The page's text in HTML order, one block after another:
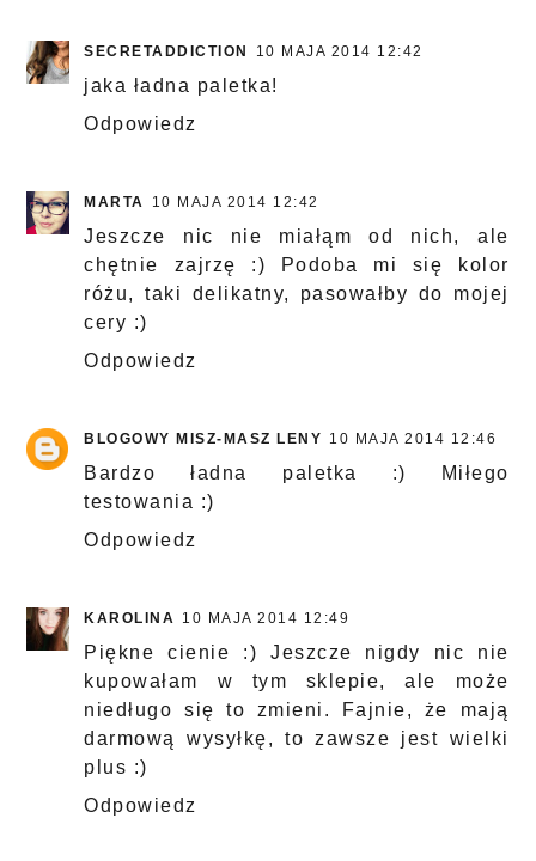
SECRETADDICTION 10 MAJA 2014 12:42
jaka ładna paletka!
Odpowiedz
MARTA 10 MAJA 2014 12:42
Jeszcze nic nie miałąm od nich, ale
chętnie zajrzę :) Podoba mi się kolor
różu, taki delikatny, pasowałby do mojej
cery :)
Odpowiedz
BLOGOWY MISZ-MASZ LENY 10 MAJA 2014 12:46
Bardzo ładna paletka :) Miłego
testowania :)
Odpowiedz
KAROLINA 10 MAJA 2014 12:49
Piękne cienie :) Jeszcze nigdy nic nie
kupowałam w tym sklepie, ale może
niedługo się to zmieni. Fajnie, że mają
darmową wysyłkę, to zawsze jest wielki
plus :)
Odpowiedz